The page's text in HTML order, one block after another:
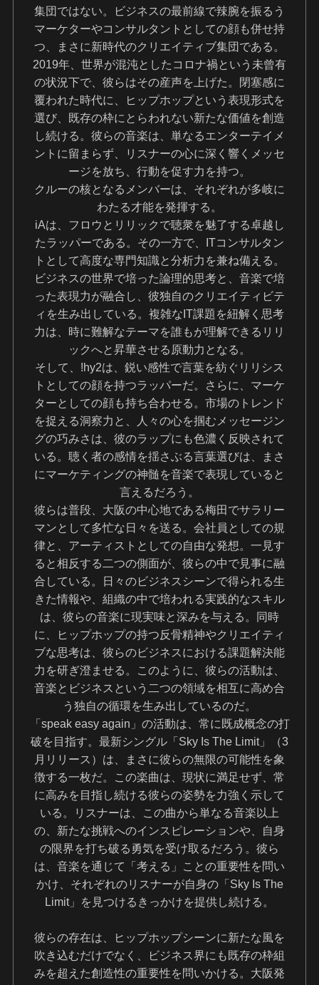
集団ではない。ビジネスの最前線で辣腕を振るう
マーケターやコンサルタントとしての顔も併せ持
つ、まさに新時代のクリエイティブ集団である。
2019年、世界が混沌としたコロナ禍という未曾有
の状況下で、彼らはその産声を上げた。閉塞感に
覆われた時代に、ヒップホップという表現形式を
選び、既存の枠にとらわれない新たな価値を創造
し続ける。彼らの音楽は、単なるエンターテイメ
ントに留まらず、リスナーの心に深く響くメッセ
ージを放ち、行動を促す力を持つ。
クルーの核となるメンバーは、それぞれが多岐に
わたる才能を発揮する。
iAは、フロウとリリックで聴衆を魅了する卓越し
たラッパーである。その一方で、ITコンサルタン
トとして高度な専門知識と分析力を兼ね備える。
ビジネスの世界で培った論理的思考と、音楽で培
った表現力が融合し、彼独自のクリエイティビテ
ィを生み出している。複雑なIT課題を紐解く思考
力は、時に難解なテーマを誰もが理解できるリリ
ックへと昇華させる原動力となる。
そして、!hy2は、鋭い感性で言葉を紡ぐリリシス
トとしての顔を持つラッパーだ。さらに、マーケ
ターとしての顔も持ち合わせる。市場のトレンド
を捉える洞察力と、人々の心を掴むメッセージン
グの巧みさは、彼のラップにも色濃く反映されて
いる。聴く者の感情を揺さぶる言葉選びは、まさ
にマーケティングの神髄を音楽で表現していると
言えるだろう。
彼らは普段、大阪の中心地である梅田でサラリー
マンとして多忙な日々を送る。会社員としての規
律と、アーティストとしての自由な発想。一見す
ると相反する二つの側面が、彼らの中で見事に融
合している。日々のビジネスシーンで得られる生
きた情報や、組織の中で培われる実践的なスキル
は、彼らの音楽に現実味と深みを与える。同時
に、ヒップホップの持つ反骨精神やクリエイティ
ブな思考は、彼らのビジネスにおける課題解決能
力を研ぎ澄ませる。このように、彼らの活動は、
音楽とビジネスという二つの領域を相互に高め合
う独自の循環を生み出しているのだ。
「speak easy again」の活動は、常に既成概念の打
破を目指す。最新シングル「Sky Is The Limit」（3
月リリース）は、まさに彼らの無限の可能性を象
徴する一枚だ。この楽曲は、現状に満足せず、常
に高みを目指し続ける彼らの姿勢を力強く示して
いる。リスナーは、この曲から単なる音楽以上
の、新たな挑戦へのインスピレーションや、自身
の限界を打ち破る勇気を受け取るだろう。彼ら
は、音楽を通じて「考える」ことの重要性を問い
かけ、それぞれのリスナーが自身の「Sky Is The
Limit」を見つけるきっかけを提供し続ける。
彼らの存在は、ヒップホップシーンに新たな風を
吹き込むだけでなく、ビジネス界にも既存の枠組
みを超えた創造性の重要性を問いかける。大阪発